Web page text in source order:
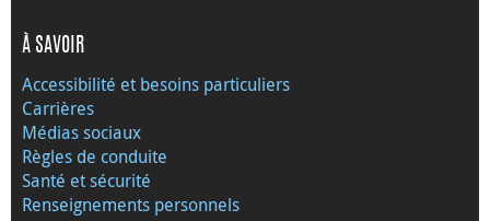
À SAVOIR
Accessibilité et besoins particuliers
Carrières
Médias sociaux
Règles de conduite
Santé et sécurité
Renseignements personnels